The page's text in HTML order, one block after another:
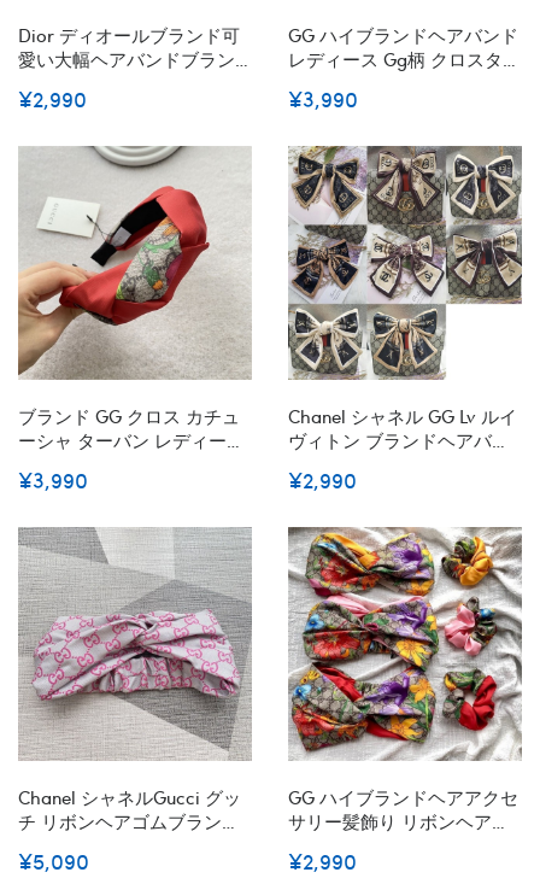
Dior ディオールブランド可
愛い大幅ヘアバンドブラン
女性ハイブランドヘアター
アアレンジハイブランド
¥2,990
GG ハイブランドヘアバンド
レディース Gg柄 クロスター
バン カチューシャ おしゃれ
いい
¥3,990
ブランド GG クロス カチュ
ーシャ ターバン レディース
ド レディース 気質ヘアター
ンド 花柄 ターバン ヘアアレ
ンジ シンプル 可愛い 結婚式
花嫁
¥3,990
Chanel シャネル GG Lv ルイ
ヴィトン ブランドヘアバン
い蝶結びヘアバンドブラン
いいヘアピンハイブランド
¥2,990
Chanel シャネルGucci グッ
チ リボンヘアゴムブランド
ブランド存在感抜群かわい
¥5,090
GG ハイブランドヘアアクセ
サリー髪飾り リボンヘアゴ
アバンドハイブランドシュ
¥2,990